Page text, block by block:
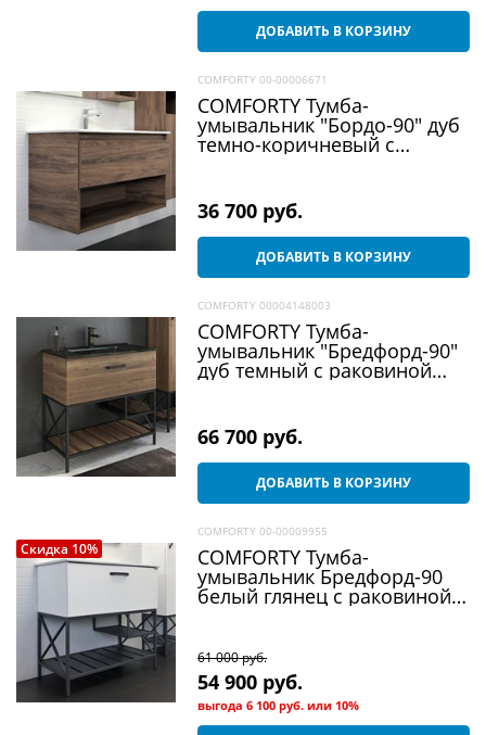
ДОБАВИТЬ В КОРЗИНУ
COMFORTY 00-00006671
COMFORTY Тумба-
умывальник "Бордо-90" дуб
темно-коричневый с
36 700 руб.
ДОБАВИТЬ В КОРЗИНУ
COMFORTY 00004148003
COMFORTY Тумба-
умывальник "Бредфорд-90"
дуб темный с раковиной
66 700 руб.
ДОБАВИТЬ В КОРЗИНУ
Скидка 10%
COMFORTY 00-00009955
COMFORTY Тумба-
умывальник Бредфорд-90
белый глянец с раковиной
61 000 руб.
54 900 руб.
выгода6 100 руб. или 10%